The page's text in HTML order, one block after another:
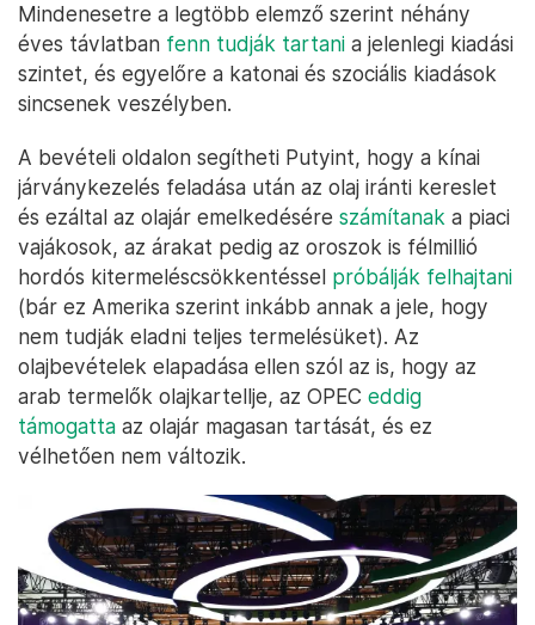
Mindenesetre a legtöbb elemző szerint néhány
éves távlatban fenn tudják tartani a jelenlegi kiadási
szintet, és egyelőre a katonai és szociális kiadások
sincsenek veszélyben.
A bevételi oldalon segítheti Putyint, hogy a kínai
járványkezelés feladása után az olaj iránti kereslet
és ezáltal az olajár emelkedésére számítanak a piaci
vajákosok, az árakat pedig az oroszok is félmillió
hordós kitermeléscsökkentéssel próbálják felhajtani
(bár ez Amerika szerint inkább annak a jele, hogy
nem tudják eladni teljes termelésüket). Az
olajbevételek elapadása ellen szól az is, hogy az
arab termelők olajkartellje, az OPEC eddig
támogatta az olajár magasan tartását, és ez
vélhetően nem változik.